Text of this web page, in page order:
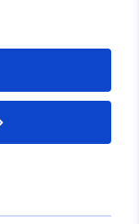
data.europa.eu: